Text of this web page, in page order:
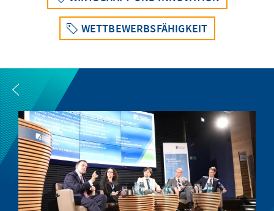
WETTBEWERBSFÄHIGKEIT